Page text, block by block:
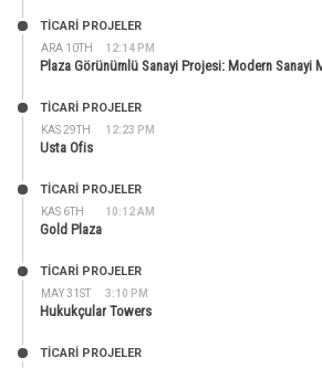
ARA 10TH 12:14 PM
TİCARİ PROJELER
Plaza Görünümlü Sanayi Projesi: Modern Sanayi
KAS 29TH 12:23 PM
TİCARİ PROJELER
Usta Ofis
KAS 6TH 10:12 AM
TİCARİ PROJELER
Gold Plaza
MAY 31ST 3:10 PM
TİCARİ PROJELER
Hukukçular Towers
TİCARİ PROJELER